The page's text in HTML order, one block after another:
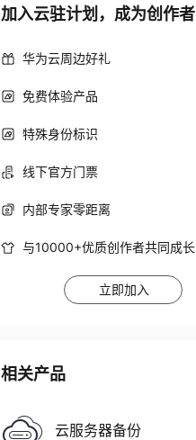
加入云驻计划，成为创作者
华为云周边好礼
免费体验产品
特殊身份标识
线下官方门票
内部专家零距离
与10000+优质创作者共同成长
立即加入
相关产品
云服务器备份